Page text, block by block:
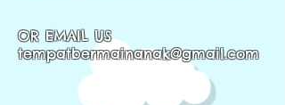
OR EMAIL US
tempatbermainanak@gmail.com